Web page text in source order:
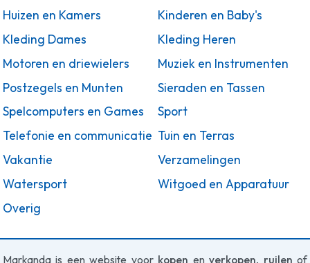
Huizen en Kamers
Kinderen en Baby's
Kleding Dames
Kleding Heren
Motoren en driewielers
Muziek en Instrumenten
Postzegels en Munten
Sieraden en Tassen
Spelcomputers en Games
Sport
Telefonie en communicatie Tuin en Terras
Vakantie
Verzamelingen
Watersport
Witgoed en Apparatuur
Overig
Markanda is een website voor kopen enverkopen, ruilen of